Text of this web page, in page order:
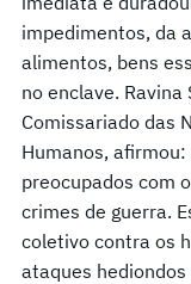
impedimentos, da
alimentos, bens
no enclave.
Comissariado das
Humanos,
preocupados com
crimes de guerra.
coletivo contra os
ataques